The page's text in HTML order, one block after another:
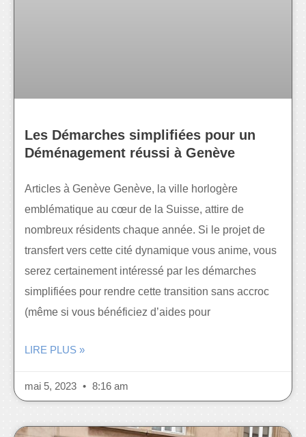
Les Démarches simplifiées pour un
Déménagement réussi à Genève
Articles à Genève Genève, la ville horlogère
emblématique au cœur de la Suisse, attire de
nombreux résidents chaque année. Si le projet de
transfert vers cette cité dynamique vous anime, vous
serez certainement intéressé par les démarches
simplifiées pour rendre cette transition sans accroc
(même si vous bénéficiez d’aides pour
LIRE PLUS »
mai 5, 2023 8:16 am